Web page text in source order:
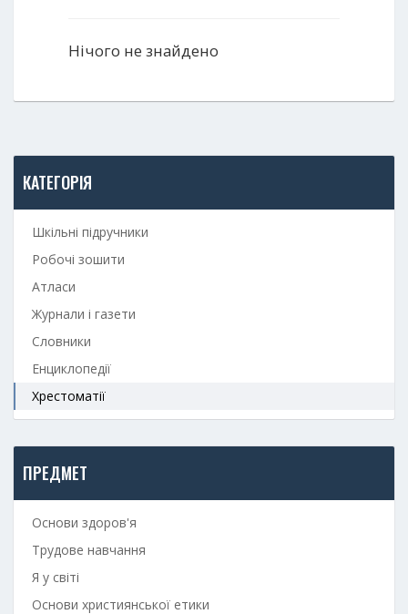
Нічого не знайдено
КАТЕГОРІЯ
Шкільні підручники
Робочі зошити
Атласи
Журнали і газети
Словники
Енциклопедії
Хрестоматії
ПРЕДМЕТ
Основи здоров'я
Трудове навчання
Я у світі
Основи християнської етики